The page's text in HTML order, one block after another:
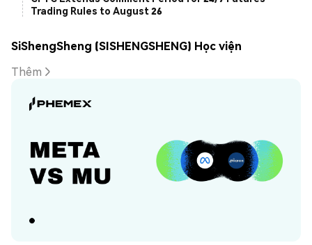
Trading Rules to August 26
SiShengSheng (SISHENGSHENG) Học viện
Thêm